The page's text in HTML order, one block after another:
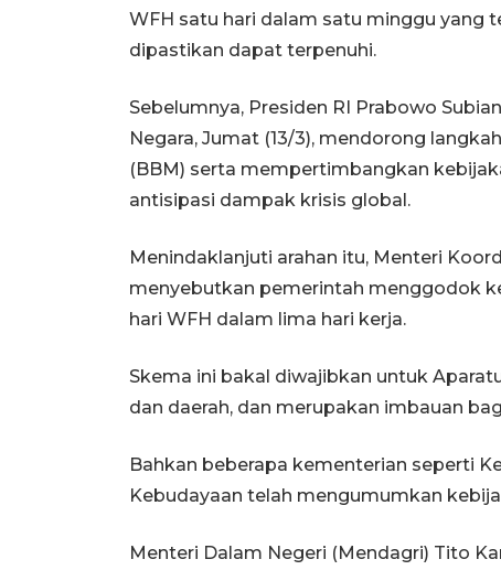
WFH satu hari dalam satu minggu yang
dipastikan dapat terpenuhi.
Sebelumnya, Presiden RI Prabowo
Negara, Jumat (13/3), mendorong
(BBM) serta mempertimbangkan
antisipasi dampak krisis global.
Menindaklanjuti arahan itu, Menteri
menyebutkan pemerintah menggodok
hari WFH dalam lima hari kerja.
Skema ini bakal diwajibkan untuk
dan daerah, dan merupakan imbauan
Bahkan beberapa kementerian seperti
Kebudayaan telah mengumumkan
Menteri Dalam Negeri (Mendagri) Tito